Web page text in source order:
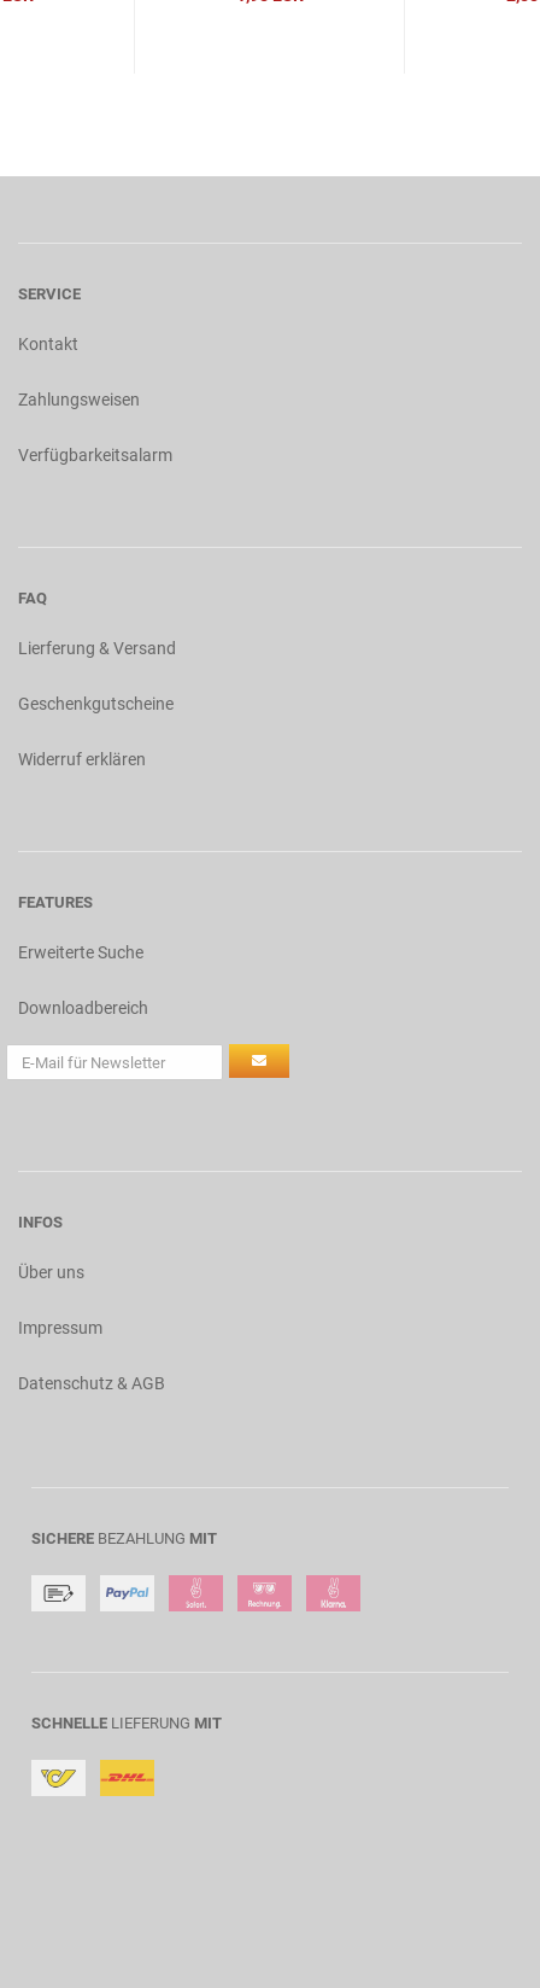
SERVICE
Kontakt
Zahlungsweisen
Verfügbarkeitsalarm
FAQ
Lierferung & Versand
Geschenkgutscheine
Widerruf erklären
FEATURES
Erweiterte Suche
Downloadbereich
INFOS
Über uns
Impressum
Datenschutz & AGB
SICHERE BEZAHLUNG MIT
SCHNELLE LIEFERUNG MIT